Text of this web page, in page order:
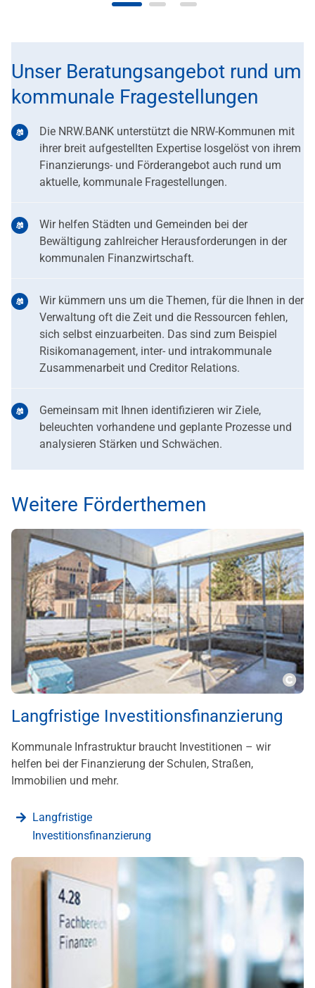
Unser Beratungsangebot rund um
kommunale Fragestellungen
Die NRW.BANK unterstützt die NRW-Kommunen mit
ihrer breit aufgestellten Expertise losgelöst von ihrem
Finanzierungs- und Förderangebot auch rund um
aktuelle, kommunale Fragestellungen.
Wir helfen Städten und Gemeinden bei der
Bewältigung zahlreicher Herausforderungen in der
kommunalen Finanzwirtschaft.
Wir kümmern uns um die Themen, für die Ihnen in der
Verwaltung oft die Zeit und die Ressourcen fehlen,
sich selbst einzuarbeiten. Das sind zum Beispiel
Risikomanagement, inter- und intrakommunale
Zusammenarbeit und Creditor Relations.
Gemeinsam mit Ihnen identifizieren wir Ziele,
beleuchten vorhandene und geplante Prozesse und
analysieren Stärken und Schwächen.
Weitere Förderthemen
Langfristige Investitionsfinanzierung
Kommunale Infrastruktur braucht Investitionen – wir
helfen bei der Finanzierung der Schulen, Straßen,
Immobilien und mehr.
Langfristige
Investitionsfinanzierung